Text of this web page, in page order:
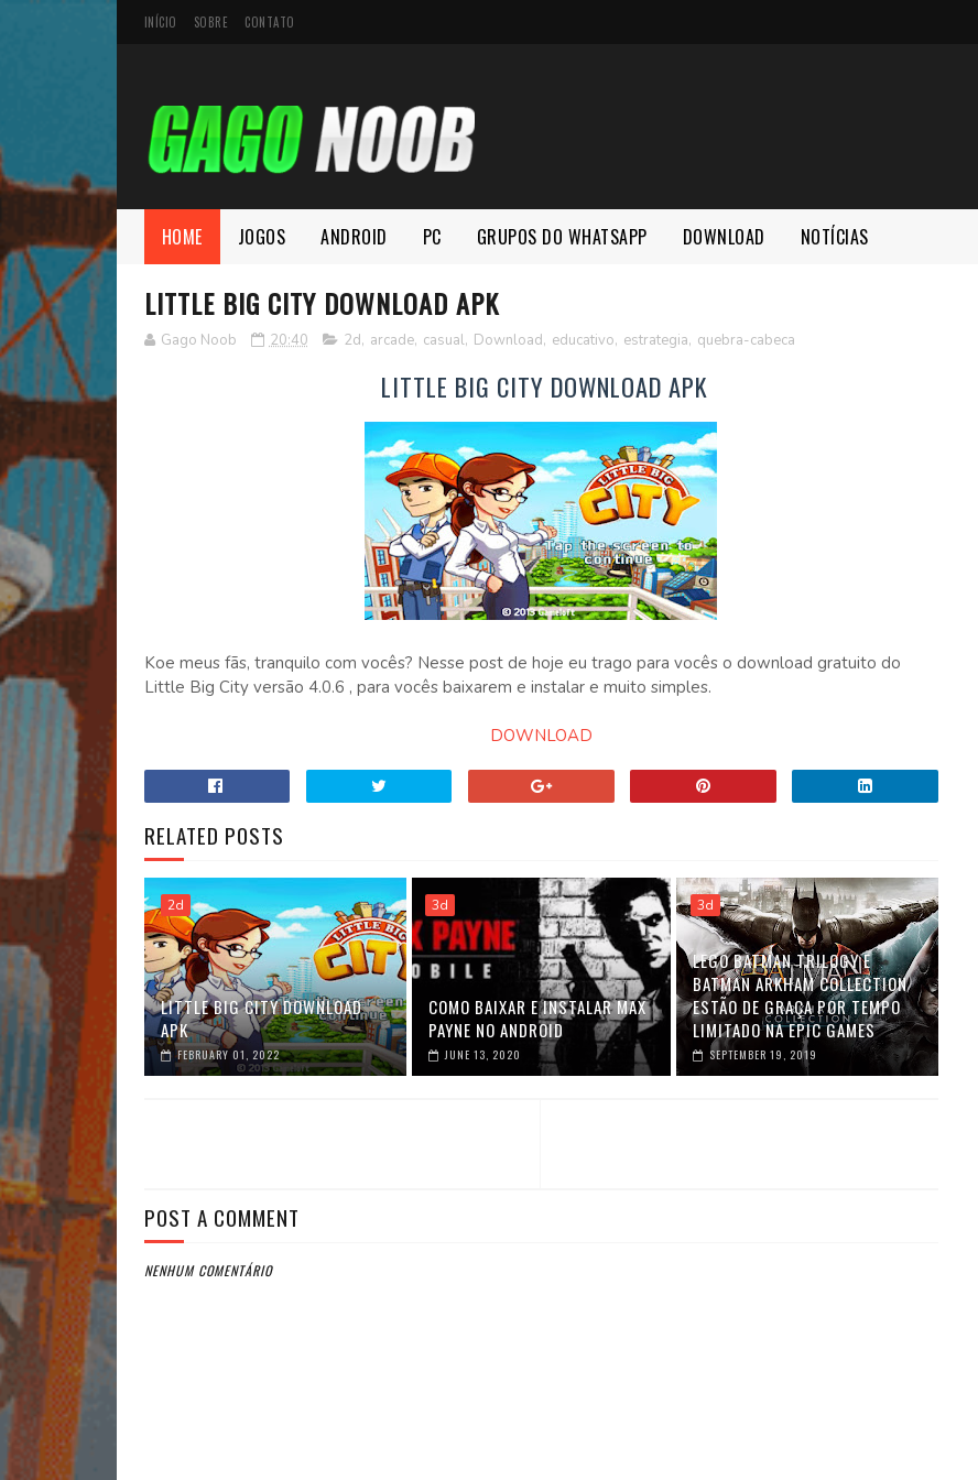
INÍCIO SOBRE CONTATO
HOME JOGOS ANDROID PC GRUPOS DO WHATSAPP DOWNLOAD NOTÍCIAS
LITTLE BIG CITY DOWNLOAD APK
Gago Noob 20:40 2d, arcade, casual, Download, educativo, estrategia, quebra-cabeca
LITTLE BIG CITY DOWNLOAD APK
Koe meus fãs, tranquilo com vocês? Nesse post de hoje eu trago para vocês o download gratuito do
Little Big City versão 4.0.6 , para vocês baixarem e instalar e muito simples.
DOWNLOAD
RELATED POSTS
2d
LITTLE BIG CITY DOWNLOAD
APK
FEBRUARY 01, 2022
3d
COMO BAIXAR E INSTALAR MAX
PAYNE NO ANDROID
JUNE 13, 2020
3d
LEGO BATMAN TRILOGY E
BATMAN ARKHAM COLLECTION
ESTÃO DE GRAÇA POR TEMPO
LIMITADO NA EPIC GAMES
SEPTEMBER 19, 2019
POST A COMMENT
NENHUM COMENTÁRIO